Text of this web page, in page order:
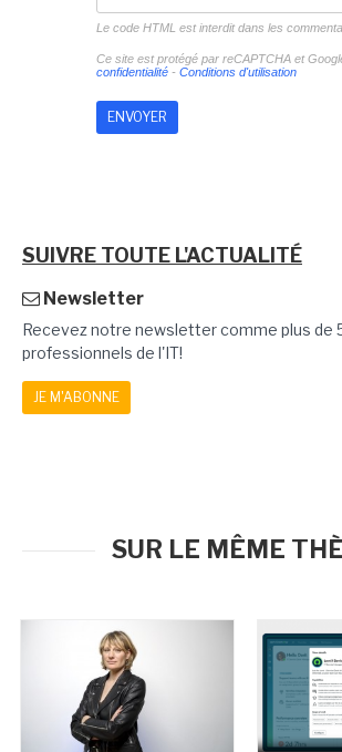
Le code HTML est interdit dans les
Ce site est protégé par reCAPTCHA et
confidentialité- Conditions d'utilisation
SUIVRE TOUTE L'ACTUALITÉ
Newsletter
Recevez notre newsletter comme plus de
professionnels de l'IT!
JE M'ABONNE
SUR LE MÊME